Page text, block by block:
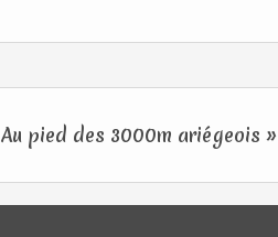
Au pied des 3000m ariégeois »